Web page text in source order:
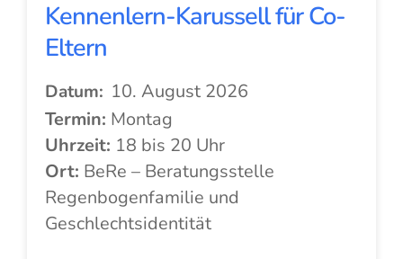
Kennenlern-Karussell für Co-
Eltern
Datum: 10. August 2026
Termin: Montag
Uhrzeit: 18 bis 20 Uhr
Ort: BeRe – Beratungsstelle
Regenbogenfamilie und
Geschlechtsidentität